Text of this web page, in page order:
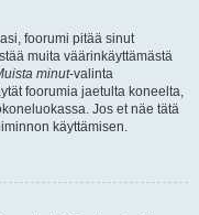
foorumi pitää sinut
muita väärinkäyttämästä
minut-valinta
foorumia jaetulta koneelta,
Jos et näe tätä
käyttämisen.